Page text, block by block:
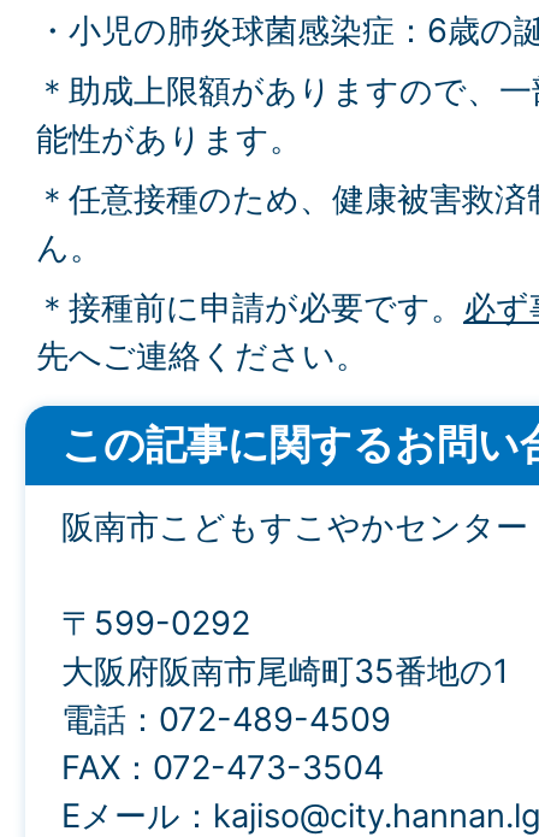
・小児の肺炎球菌感染症：6歳の
＊助成上限額がありますので、
能性があります。
＊任意接種のため、健康被害救
ん。
＊接種前に申請が必要です。 必ず
先へご連絡ください。
この記事に関するお問い
阪南市こどもすこやかセンター
〒599-0292
大阪府阪南市尾崎町35番地の1
電話：072-489-4509
FAX：072-473-3504
Eメール：